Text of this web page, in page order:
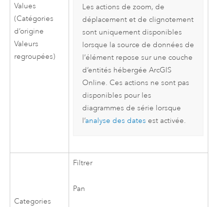
Values
(Catégories
d’origine
Valeurs
regroupées)
Les actions de zoom, de
déplacement et de clignotement
sont uniquement disponibles
lorsque la source de données de
l’élément repose sur une couche
d’entités hébergée ArcGIS
Online. Ces actions ne sont pas
disponibles pour les
diagrammes de série lorsque
l’analyse des dates est activée.
Categories
Filtrer
Pan